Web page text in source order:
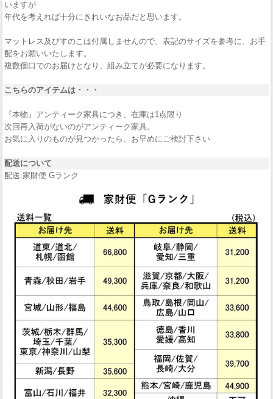
いますが
年代を考えれば十分にきれいなお品だと思います。
マットレス及びすのこは付属しませんので、表記のサイズを参考に、お手
配をお願いいたします。
複数個口でのお届けとなり、組み立てが必要になります。
こちらのアイテムは・・・
『本物』アンティーク家具につき、在庫は1点限り
次回再入荷がないのがアンティーク家具。
お気に入りのものが見つかったら、お早めにご検討下さい
配送について
配送:家財便 Gランク